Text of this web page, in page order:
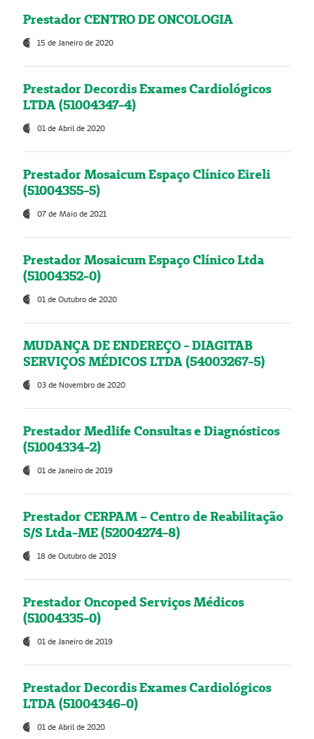
Prestador CENTRO DE ONCOLOGIA
15 de Janeiro de 2020
Prestador Decordis Exames Cardiológicos
LTDA (51004347-4)
01 de Abril de 2020
Prestador Mosaicum Espaço Clínico Eireli
(51004355-5)
07 de Maio de 2021
Prestador Mosaicum Espaço Clínico Ltda
(51004352-0)
01 de Outubro de 2020
MUDANÇA DE ENDEREÇO - DIAGITAB
SERVIÇOS MÉDICOS LTDA (54003267-5)
03 de Novembro de 2020
Prestador Medlife Consultas e Diagnósticos
(51004334-2)
01 de Janeiro de 2019
Prestador CERPAM – Centro de Reabilitação
S/S Ltda-ME (52004274-8)
18 de Outubro de 2019
Prestador Oncoped Serviços Médicos
(51004335-0)
01 de Janeiro de 2019
Prestador Decordis Exames Cardiológicos
LTDA (51004346-0)
01 de Abril de 2020